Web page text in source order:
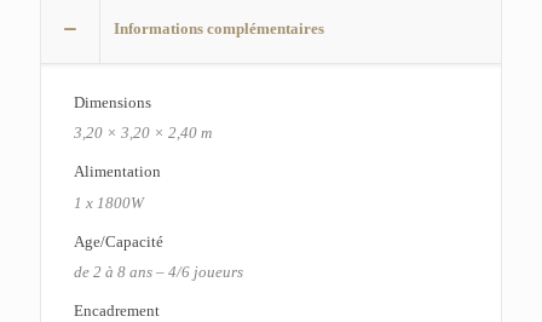
Informations complémentaires
Dimensions
3,20 × 3,20 × 2,40 m
Alimentation
1 x 1800W
Age/Capacité
de 2 à 8 ans – 4/6 joueurs
Encadrement